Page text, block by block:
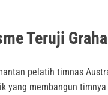
Teruji
pelatih timnas
yang membangun